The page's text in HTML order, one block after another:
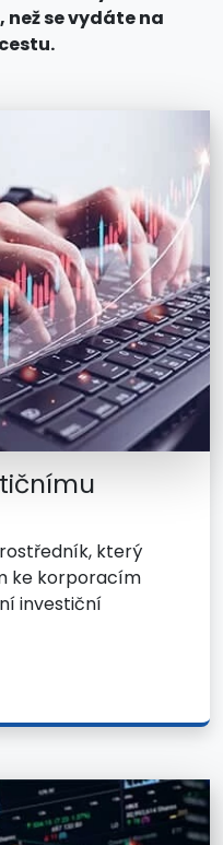
se vydáte na
který
ke korporacím
investiční